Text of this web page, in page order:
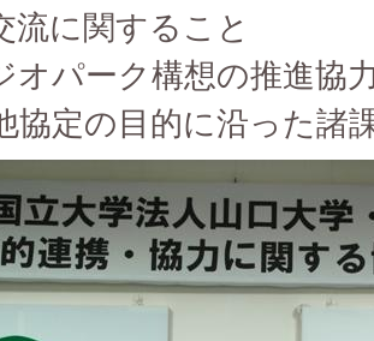
流に関すること
オパーク構想の推進協
協定の目的に沿った諸